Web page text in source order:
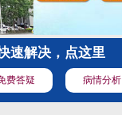
速解决，点这里
费答疑 病情分析